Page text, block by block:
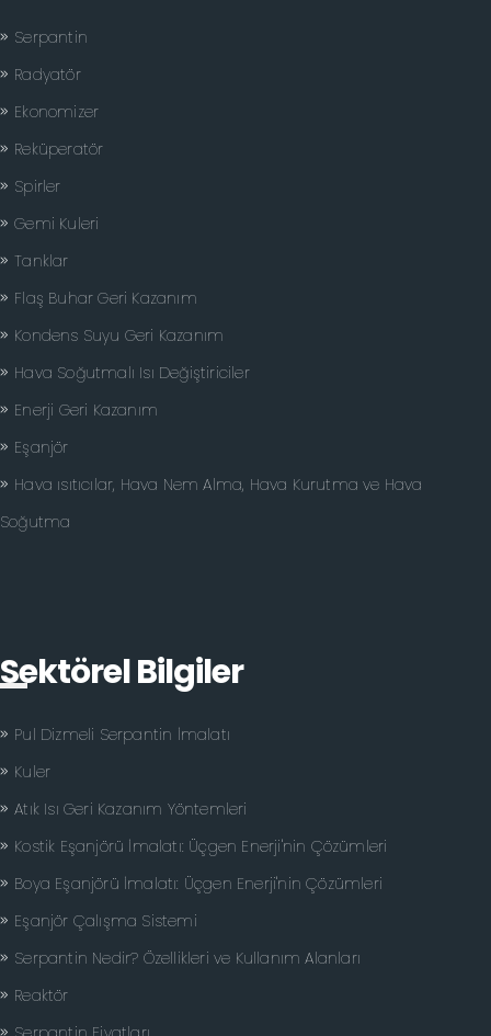
Serpantin
Radyatör
Ekonomizer
Reküperatör
Spirler
Gemi Kuleri
Tanklar
Flaş Buhar Geri Kazanım
Kondens Suyu Geri Kazanım
Hava Soğutmalı Isı Değiştiriciler
Enerji Geri Kazanım
Eşanjör
Hava ısıtıcılar, Hava Nem Alma, Hava Kurutma ve Hava
Soğutma
Sektörel Bilgiler
Pul Dizmeli Serpantin İmalatı
Kuler
Atık Isı Geri Kazanım Yöntemleri
Kostik Eşanjörü İmalatı: Üçgen Enerji'nin Çözümleri
Boya Eşanjörü İmalatı: Üçgen Enerji'nin Çözümleri
Eşanjör Çalışma Sistemi
Serpantin Nedir? Özellikleri ve Kullanım Alanları
Reaktör